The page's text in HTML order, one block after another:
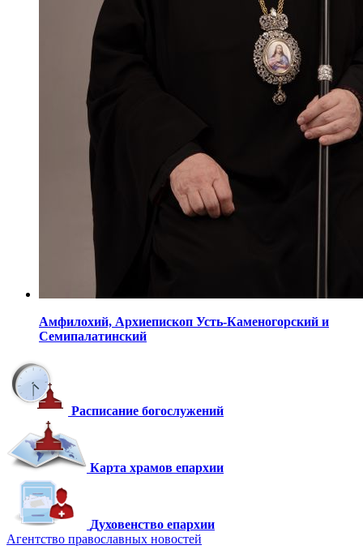
Амфилохий, Архиепископ Усть-Каменогорский и
Семипалатинский
Расписание богослужений
Карта храмов епархии
Духовенство епархии
Агентство православных новостей